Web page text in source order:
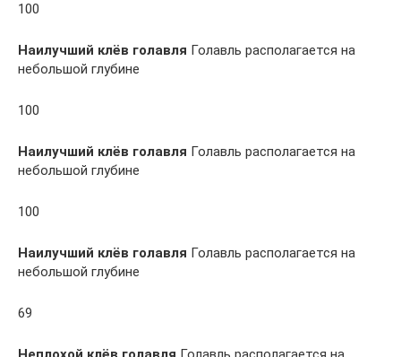
100
Наилучший клёв голавля Голавль располагается на
небольшой глубине
100
Наилучший клёв голавля Голавль располагается на
небольшой глубине
100
Наилучший клёв голавля Голавль располагается на
небольшой глубине
69